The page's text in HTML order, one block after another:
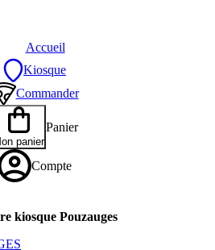
Accueil
Kiosque
Commander
panier
Panier
Compte
kiosque Pouzauges